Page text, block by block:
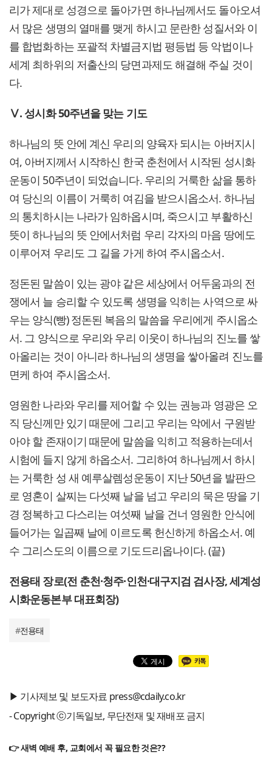
리가 제대로 성경으로 돌아가면 하나님께서도 돌아오셔
서 많은 생명의 열매를 맺게 하시고 문란한 성질서와 이
를 합법화하는 포괄적 차별금지법 평등법 등 악법이나
세계 최하위의 저출산의 당면과제도 해결해 주실 것이
다.
Ⅴ. 성시화 50주년을 맞는 기도
하나님의 뜻 안에 계신 우리의 양육자 되시는 아버지시
여, 아버지께서 시작하신 한국 춘천에서 시작된 성시화
운동이 50주년이 되었습니다. 우리의 거룩한 삶을 통하
여 당신의 이름이 거룩히 여김을 받으시옵소서. 하나님
의 통치하시는 나라가 임하옵시며, 죽으시고 부활하신
뜻이 하나님의 뜻 안에서처럼 우리 각자의 마음 땅에도
이루어져 우리도 그 길을 가게 하여 주시옵소서.
정돈된 말씀이 있는 광야 같은 세상에서 어두움과의 전
쟁에서 늘 승리할 수 있도록 생명을 익히는 사역으로 싸
우는 양식(빵) 정돈된 복음의 말씀을 우리에게 주시옵소
서. 그 양식으로 우리와 우리 이웃이 하나님의 진노를 쌓
아올리는 것이 아니라 하나님의 생명을 쌓아올려 진노를
면케 하여 주시옵소서.
영원한 나라와 우리를 제어할 수 있는 권능과 영광은 오
직 당신께만 있기 때문에 그리고 우리는 악에서 구원받
아야 할 존재이기 때문에 말씀을 익히고 적용하는데서
시험에 들지 않게 하옵소서. 그리하여 하나님께서 하시
는 거룩한 성 새 예루살렘성운동이 지난 50년을 발판으
로 영혼이 살찌는 다섯째 날을 넘고 우리의 묵은 땅을 기
경 정복하고 다스리는 여섯째 날을 건너 영원한 안식에
들어가는 일곱째 날에 이르도록 헌신하게 하옵소서. 예
수 그리스도의 이름으로 기도드리옵나이다. (끝)
전용태 장로(전 춘천·청주·인천·대구지검 검사장, 세계성
시화운동본부 대표회장)
#전용태
▶ 기사제보 및 보도자료 press@cdaily.co.kr
- Copyright ⓒ기독일보, 무단전재 및 재배포 금지
👉 새벽 예배 후, 교회에서 꼭 필요한 것은??